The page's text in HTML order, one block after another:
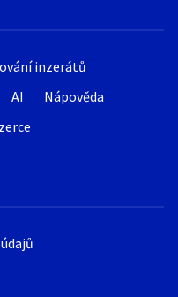
inzerátů
AI
Nápověda